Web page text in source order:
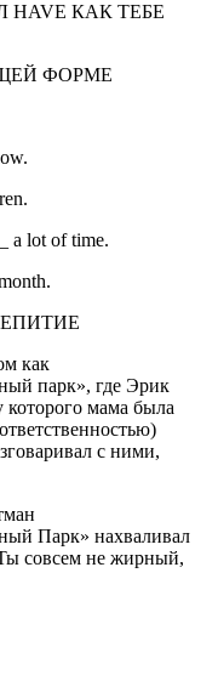
КАК ТЕБЕ
ФОРМЕ
a lot of time.
как
парк», где Эрик
мама была
с ними,
Парк» нахваливал
совсем не жирный,